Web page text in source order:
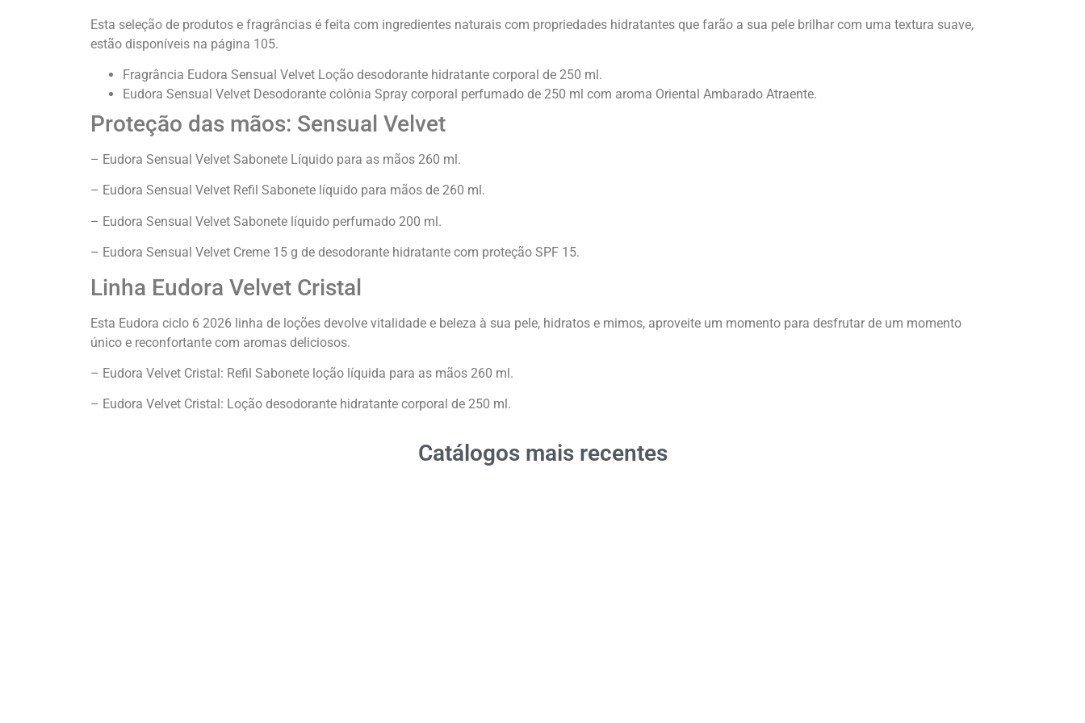
Esta seleção de produtos e fragrâncias é feita com ingredientes naturais com propriedades hidratantes que farão a sua pele brilhar com uma textura suave,
estão disponíveis na página 105.
Fragrância Eudora Sensual Velvet Loção desodorante hidratante corporal de 250 ml.
Eudora Sensual Velvet Desodorante colônia Spray corporal perfumado de 250 ml com aroma Oriental Ambarado Atraente.
Proteção das mãos: Sensual Velvet
– Eudora Sensual Velvet Sabonete Líquido para as mãos 260 ml.
– Eudora Sensual Velvet Refil Sabonete líquido para mãos de 260 ml.
– Eudora Sensual Velvet Sabonete líquido perfumado 200 ml.
– Eudora Sensual Velvet Creme 15 g de desodorante hidratante com proteção SPF 15.
Linha Eudora Velvet Cristal
Esta Eudora ciclo 6 2026 linha de loções devolve vitalidade e beleza à sua pele, hidratos e mimos, aproveite um momento para desfrutar de um momento
único e reconfortante com aromas deliciosos.
– Eudora Velvet Cristal: Refil Sabonete loção líquida para as mãos 260 ml.
– Eudora Velvet Cristal: Loção desodorante hidratante corporal de 250 ml.
Catálogos mais recentes